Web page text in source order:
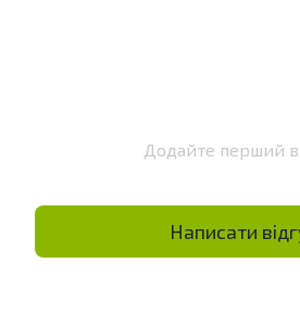
Додайте перший
Написати